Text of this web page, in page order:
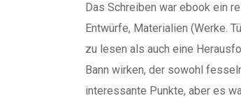
Das Schreiben war ebook ein
Entwürfe, Materialien (Werke.
zu lesen als auch eine
Bann wirken, der sowohl
interessante Punkte, aber es